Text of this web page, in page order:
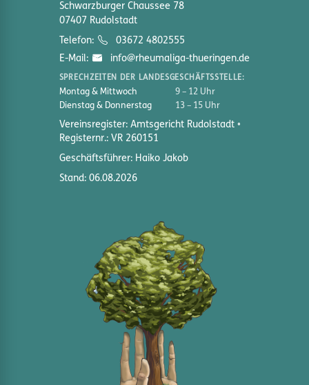
Schwarzburger Chaussee 78
07407 Rudolstadt
Telefon:
03672 4802555
E-Mail:
info@rheumaliga-thueringen.de
SPRECHZEITEN DER LANDESGESCHÄFTSSTELLE:
Montag & Mittwoch
9 – 12 Uhr
Dienstag & Donnerstag
13 – 15 Uhr
Vereinsregister: Amtsgericht Rudolstadt
Registernr.: VR 260151
Geschäftsführer: Haiko Jakob
Stand: 06.08.2026